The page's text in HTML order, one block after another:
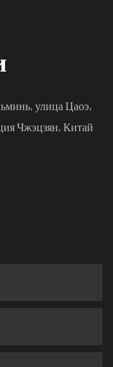
улица Цаоэ,
Чжэцзян, Китай